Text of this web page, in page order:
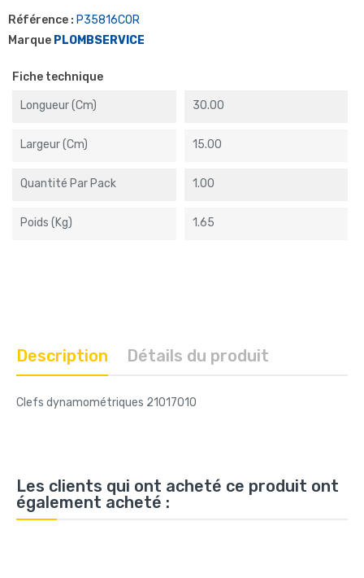
Référence : P35816COR
Marque PLOMBSERVICE
Fiche technique
Longueur (cm) 30.00
Largeur (cm) 15.00
Quantité Par Pack 1.00
Poids (kg) 1.65
Description Détails du produit
Clefs dynamométriques 21017010
Les clients qui ont acheté ce produit ont
également acheté :